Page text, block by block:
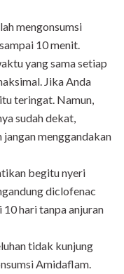
mengonsumsi
10 menit.
yang sama setiap
Jika Anda
teringat. Namun,
sudah dekat,
menggandakan
begitu nyeri
diclofenac
hari tanpa anjuran
tidak kunjung
Amidaflam.